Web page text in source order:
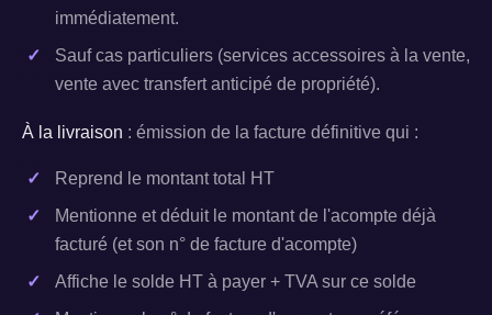
immédiatement.
Sauf cas particuliers (services accessoires à la vente,
vente avec transfert anticipé de propriété).
À la livraison : émission de la facture définitive qui :
Reprend le montant total HT
Mentionne et déduit le montant de l'acompte déjà
facturé (et son n° de facture d'acompte)
Affiche le solde HT à payer + TVA sur ce solde